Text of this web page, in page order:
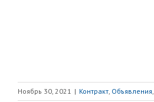
Ноябрь 30, 2021 | Контракт, Объявления,